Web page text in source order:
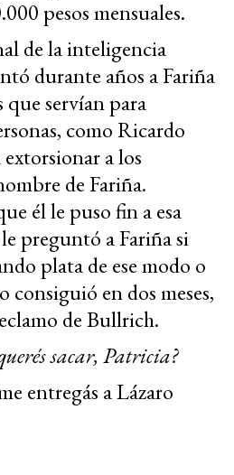
pesos mensuales.
de la inteligencia
durante años a Fariña
servían para
como Ricardo
a los
de Fariña.
él le puso fin a esa
preguntó a Fariña si
plata de ese modo o
consiguió en dos meses,
de Bullrich.
sacar, Patricia?
entregás a Lázaro